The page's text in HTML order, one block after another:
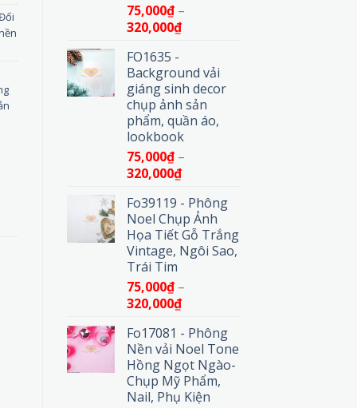
75,000₫ –
320,000₫Khoảng
75,000₫
đến
320,000₫
FO1635 -
Background vải
giáng sinh decor
chụp ảnh sản
phẩm, quần áo,
lookbook
75,000₫ –
320,000₫Khoảng
từ
75,000₫
đến
320,000₫
Fo39119 - Phông
Noel Chụp Ảnh
Họa Tiết Gỗ Trắng
Vintage, Ngôi Sao,
Trái Tim
75,000₫ –
320,000₫Khoảng
từ
75,000₫
đến
320,000₫
Fo17081 - Phông
Nền vải Noel Tone
Hồng Ngọt Ngào-
Chụp Mỹ Phẩm,
Nail, Phụ Kiện